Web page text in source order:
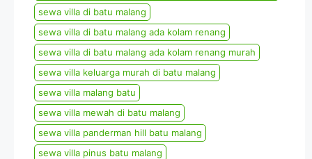
sewa villa di batu malang
sewa villa di batu malang ada kolam renang
sewa villa di batu malang ada kolam renang murah
sewa villa keluarga murah di batu malang
sewa villa malang batu
sewa villa mewah di batu malang
sewa villa panderman hill batu malang
sewa villa pinus batu malang